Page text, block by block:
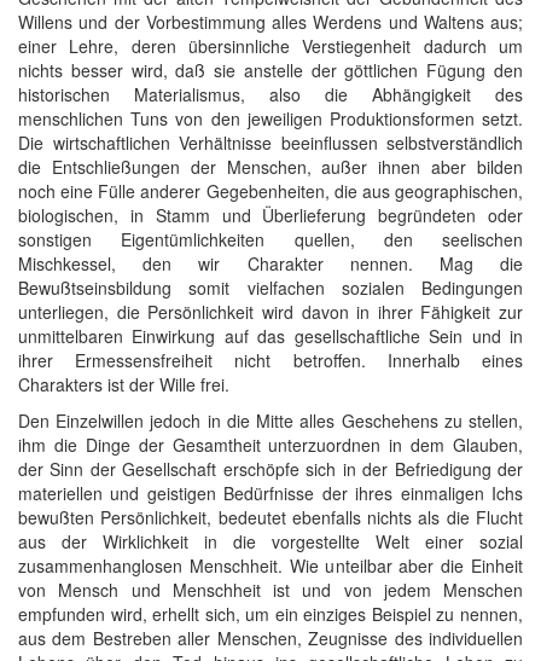
Willens und der Vorbestimmung alles Werdens und Waltens aus;
einer Lehre, deren übersinnliche Verstiegenheit dadurch um
nichts besser wird, daß sie anstelle der göttlichen Fügung den
historischen Materialismus, also die Abhängigkeit des
menschlichen Tuns von den jeweiligen Produktionsformen setzt.
Die wirtschaftlichen Verhältnisse beeinflussen selbstverständlich
die Entschließungen der Menschen, außer ihnen aber bilden
noch eine Fülle anderer Gegebenheiten, die aus geographischen,
biologischen, in Stamm und Überlieferung begründeten oder
sonstigen Eigentümlichkeiten quellen, den seelischen
Mischkessel, den wir Charakter nennen. Mag die
Bewußtseinsbildung somit vielfachen sozialen Bedingungen
unterliegen, die Persönlichkeit wird davon in ihrer Fähigkeit zur
unmittelbaren Einwirkung auf das gesellschaftliche Sein und in
ihrer Ermessensfreiheit nicht betroffen. Innerhalb eines
Charakters ist der Wille frei.
Den Einzelwillen jedoch in die Mitte alles Geschehens zu stellen,
ihm die Dinge der Gesamtheit unterzuordnen in dem Glauben,
der Sinn der Gesellschaft erschöpfe sich in der Befriedigung der
materiellen und geistigen Bedürfnisse der ihres einmaligen Ichs
bewußten Persönlichkeit, bedeutet ebenfalls nichts als die Flucht
aus der Wirklichkeit in die vorgestellte Welt einer sozial
zusammenhanglosen Menschheit. Wie unteilbar aber die Einheit
von Mensch und Menschheit ist und von jedem Menschen
empfunden wird, erhellt sich, um ein einziges Beispiel zu nennen,
aus dem Bestreben aller Menschen, Zeugnisse des individuellen